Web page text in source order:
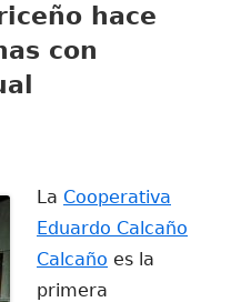
hace
con
La Cooperativa
Eduardo Calcaño
Calcaño es la
primera